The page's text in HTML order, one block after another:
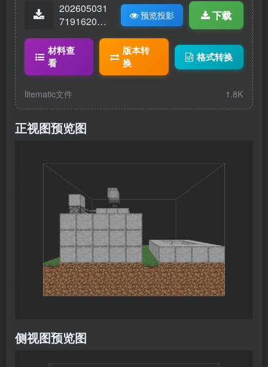
202605031
71916207-
ic
预览投影 下载
材料查
看
版本转
换
格式转换
litematic文件 1.8K
正视图预览图
侧视图预览图